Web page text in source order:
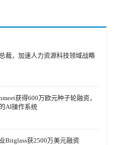
裁，加速人力资源科技领域战略
获得600万欧元种子轮融资，
AI操作系统
Bitglass获2500万美元融资